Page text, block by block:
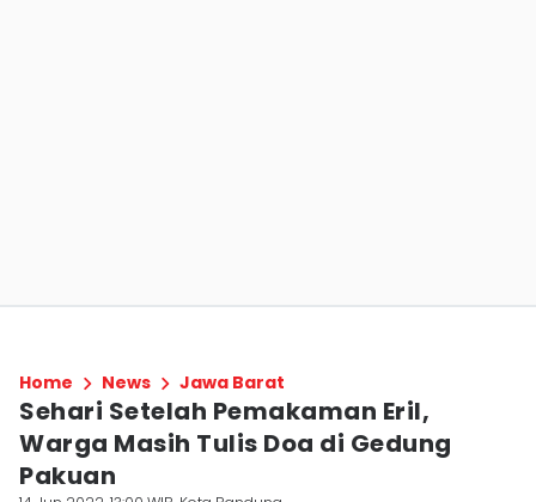
Home News Jawa Barat
Sehari Setelah Pemakaman Eril,
Warga Masih Tulis Doa di Gedung
Pakuan